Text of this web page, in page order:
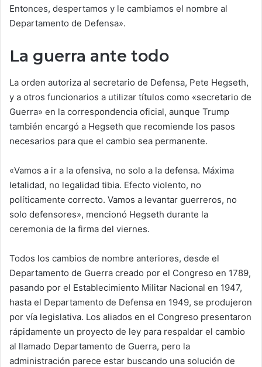
Entonces, despertamos y le cambiamos el nombre al
Departamento de Defensa».
La guerra ante todo
La orden autoriza al secretario de Defensa, Pete Hegseth,
y a otros funcionarios a utilizar títulos como «secretario de
Guerra» en la correspondencia oficial, aunque Trump
también encargó a Hegseth que recomiende los pasos
necesarios para que el cambio sea permanente.
«Vamos a ir a la ofensiva, no solo a la defensa. Máxima
letalidad, no legalidad tibia. Efecto violento, no
políticamente correcto. Vamos a levantar guerreros, no
solo defensores», mencionó Hegseth durante la
ceremonia de la firma del viernes.
Todos los cambios de nombre anteriores, desde el
Departamento de Guerra creado por el Congreso en 1789,
pasando por el Establecimiento Militar Nacional en 1947,
hasta el Departamento de Defensa en 1949, se produjeron
por vía legislativa. Los aliados en el Congreso presentaron
rápidamente un proyecto de ley para respaldar el cambio
al llamado Departamento de Guerra, pero la
administración parece estar buscando una solución de